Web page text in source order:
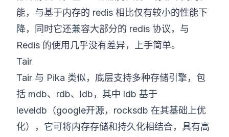
能，与基于内存的 redis 相比仅有较小的性能下
降，同时它还兼容大部分的 redis 协议，与
Redis 的使用几乎没有差异，上手简单。
Tair
Tair 与 Pika 类似，底层支持多种存储引擎，包
括 mdb、rdb、ldb，其中 ldb 基于
leveldb（google开源，rocksdb 在其基础上优
化），它可将内存存储和持久化相结合，具有高